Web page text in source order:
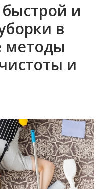
и
в
методы
и